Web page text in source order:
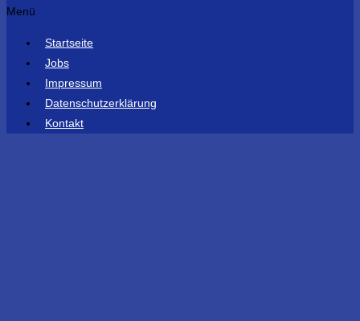
Menü
Startseite
Jobs
Impressum
Datenschutzerklärung
Kontakt